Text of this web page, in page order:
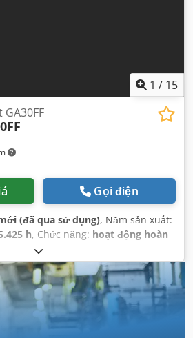
1 / 15
Gọi điện
(đã qua sử dụng), Năm sản xuất:
h, Chức năng: hoạt động hoàn